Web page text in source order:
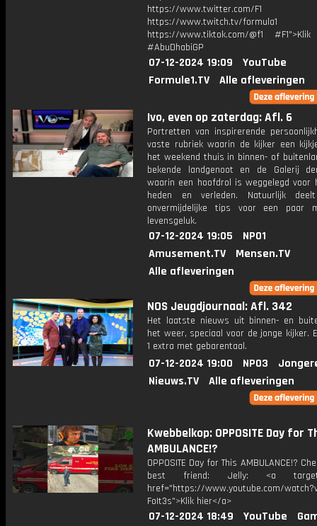
https://www.twitter.com/F1
https://www.twitch.tv/formula1
https://www.tiktok.com/@f1
#AbuDhabiGP
07-12-2024 19:09
YouTube
Formule1.TV
Alle afleveringen
Ivo, even op zaterdag: Afl. 6
Portretten van inspirerende
vaste rubriek waarin de kijker een
het weekend thuis in binnen- of
bekende landgenoot en de Galerij
waarin een hoofdrol is weggelegd voor
heden en verleden. Natuurlijk
onvermijdelijke tips voor een paar
levensgeluk.
07-12-2024 19:05
NPO1
Amusement.TV
Mensen.TV
Alle afleveringen
NOS Jeugdjournaal: Afl. 342
Het laatste nieuws uit binnen- en
het weer, speciaal voor de jonge kijker.
1 extra met gebarentaal.
07-12-2024 19:00 NPO3
Nieuws.TV
Alle afleveringen
Kwebbelkop: OPPOSITE Day for
AMBULANCE!?
OPPOSITE Day for This AMBULANCE!?
best friend: Jelly: <a
href="https://www.youtube.com/
FoIt3s">Klik hier</a>
07-12-2024 18:49 YouTube